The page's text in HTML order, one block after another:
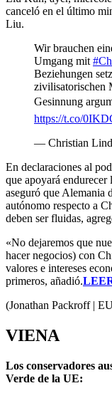
canceló en el último
Liu.
Wir brauchen
Umgang mit
Beziehungen
zivilisatorischen
Gesinnung
https://t.co/
— Christian
En declaraciones al
que apoyará
aseguró que Alemania
autónomo respecto a
deben ser fluidas,
«No dejaremos que
hacer negocios) con
valores e intereses
primeros, añadió.
(Jonathan Packroff |
VIENA
Los conservadores
Verde de la UE: